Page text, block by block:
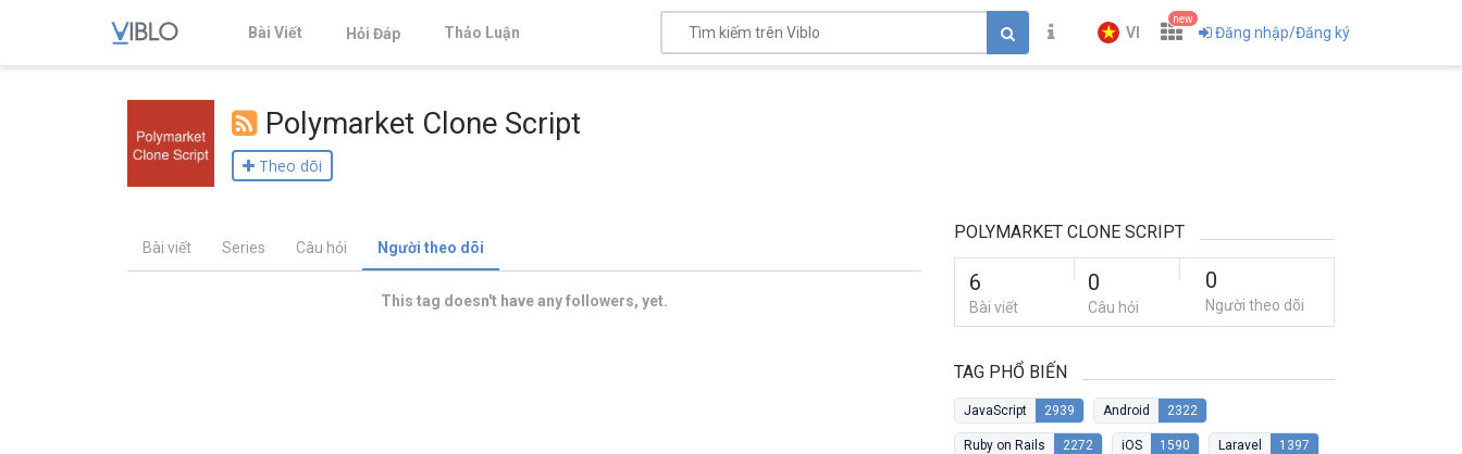
Bài Viết Hỏi Đáp Thảo Luận VI
new
Đăng nhập/Đăng ký
Polymarket Clone Script
Theo dõi
Bài viết Series Câu hỏi Người theo dõi
This tag doesn't have any followers, yet.
POLYMARKET CLONE SCRIPT
6
Bài viết
0
Câu hỏi
0
Người theo dõi
TAG PHỔ BIẾN
JavaScript 2939 Android 2322
Ruby on Rails 2272 iOS 1590 Laravel 1397